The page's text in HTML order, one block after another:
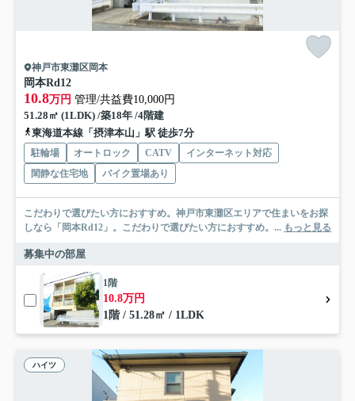
神戸市東灘区岡本
岡本Rd12
10.8万円 管理/共益費10,000円
51.28㎡ (1LDK) /築18年 /4階建
東海道本線「摂津本山」駅 徒歩7分
駐輪場 オートロック CATV
インターネット対応
閑静な住宅地
バイク置場あり
こだわりで選びたい方におすすめ。神戸市東灘区エリアで住まいをお探
しなら「岡本Rd12」。こだわりで選びたい方におすすめ。... もっと見る
募集中の部屋
1階
10.8万円
1階 / 51.28㎡ / 1LDK
ハイツ